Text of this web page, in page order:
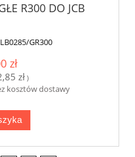
R300 DO JCB
LB0285/GR300
zł
zł)
kosztów dostawy